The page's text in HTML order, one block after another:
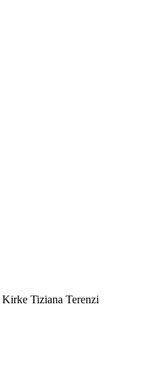
Kirke Tiziana Terenzi